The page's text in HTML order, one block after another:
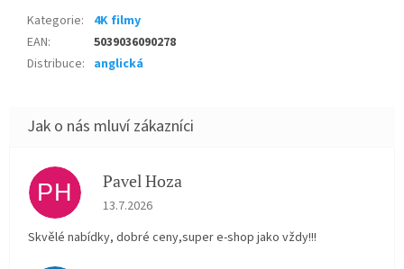
Kategorie:
4K filmy
EAN:
5039036090278
Distribuce: anglická
PH Pavel Hoza
Hodnocení obchodu je 5 z 5 hvězdiček.
13.7.2026
Skvělé nabídky, dobré ceny,super e-shop jako vždy!!!